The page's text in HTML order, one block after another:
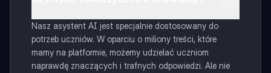
Nasz asystent AI jest specjalnie dostosowany do
potrzeb uczniów. W oparciu o miliony treści, które
mamy na platformie, możemy udzielać uczniom
naprawdę znaczących i trafnych odpowiedzi. Ale nie